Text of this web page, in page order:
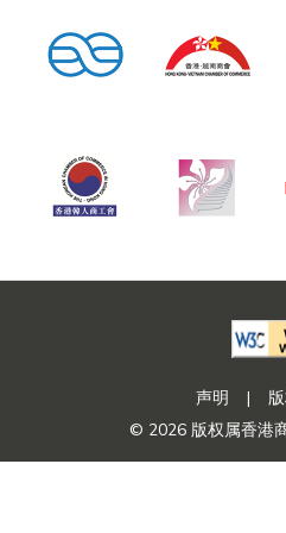
声明 |
© 2026 版权属香港